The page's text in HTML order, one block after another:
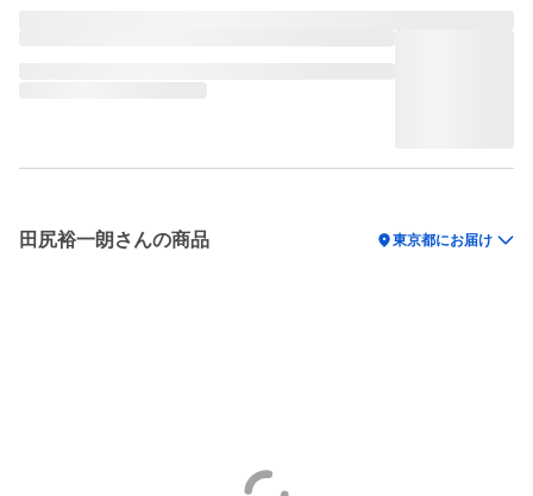
田尻裕一朗さんの商品 location_on東京都にお届け